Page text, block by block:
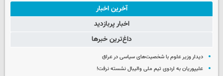
آخرین اخبار
اخبار پربازدید
داغ‌ترین خبرها
دیدار وزیر علوم با شخصیت‌های سیاسی در عراق
علیپوریان به اردوی تیم ملی والیبال نشسته نرفت!